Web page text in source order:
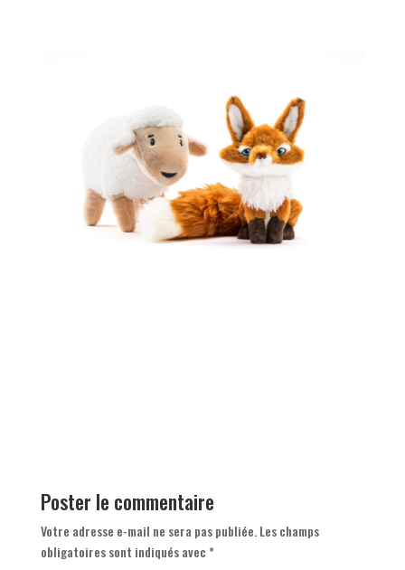
Poster le commentaire
Votre adresse e-mail ne sera pas publiée. Les champs
obligatoires sont indiqués avec*